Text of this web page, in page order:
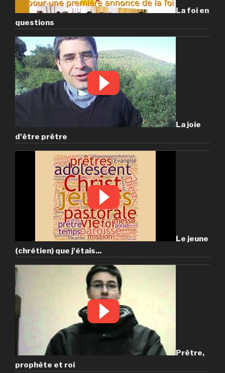
La foi en
questions
La joie
d'être prêtre
Le jeune
(chrétien) que j'étais...
Prêtre,
prophète et roi